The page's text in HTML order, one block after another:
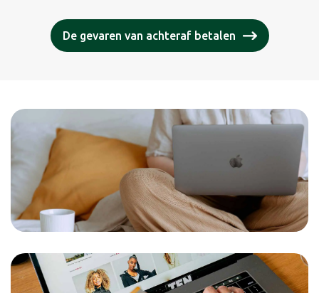
De gevaren van achteraf betalen